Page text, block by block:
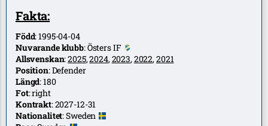
Fakta:
Född:1995-04-04
Nuvarande klubb:Östers IF
Allsvenskan:2025,2024,2023,2022,2021
Position:Defender
Längd:180
Fot:right
Kontrakt:2027-12-31
Nationalitet:Sweden